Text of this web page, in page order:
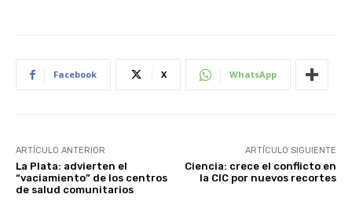
Facebook X WhatsApp
ARTÍCULO ANTERIOR
La Plata: advierten el
“vaciamiento” de los centros
de salud comunitarios
ARTÍCULO SIGUIENTE
Ciencia: crece el conflicto en
la CIC por nuevos recortes